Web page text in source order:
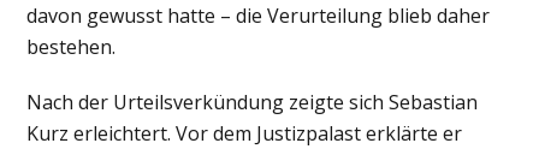
davon gewusst hatte – die Verurteilung blieb daher
bestehen.
Nach der Urteilsverkündung zeigte sich Sebastian
Kurz erleichtert. Vor dem Justizpalast erklärte er